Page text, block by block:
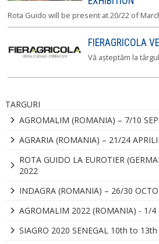
Rota Guido will be present at 20/22 of
FIERAGRICOLA
Vă așteptăm la
TARGURI
AGROMALIM (ROMANIA) – 7/10
AGRARIA (ROMANIA) – 21/24
ROTA GUIDO LA EUROTIER
2022
INDAGRA (ROMANIA) – 26/30
AGROMALIM 2022 (ROMANIA) - 1/4
SIAGRO 2020 SENEGAL 10th to